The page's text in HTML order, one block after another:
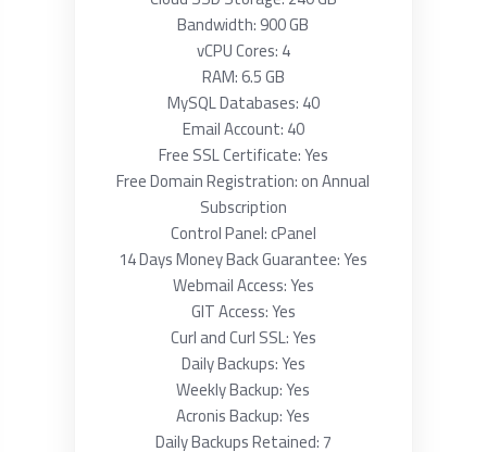
Bandwidth: 900 GB
vCPU Cores: 4
RAM: 6.5 GB
MySQL Databases: 40
Email Account: 40
Free SSL Certificate: Yes
Free Domain Registration: on Annual
Subscription
Control Panel: cPanel
14 Days Money Back Guarantee: Yes
Webmail Access: Yes
GIT Access: Yes
Curl and Curl SSL: Yes
Daily Backups: Yes
Weekly Backup: Yes
Acronis Backup: Yes
Daily Backups Retained: 7